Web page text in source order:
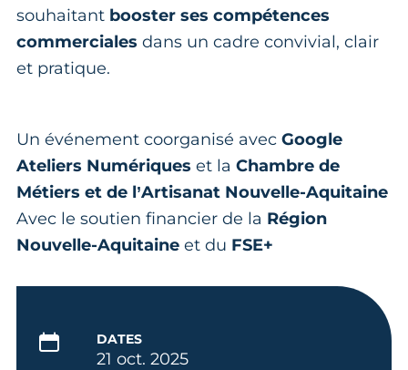
souhaitant booster ses compétences
commerciales dans un cadre convivial, clair
et pratique.
Un événement coorganisé avec Google
Ateliers Numériques et la Chambre de
Métiers et de l’Artisanat Nouvelle-Aquitaine
Avec le soutien financier de la Région
Nouvelle-Aquitaine et du FSE+
DATES
21 oct. 2025